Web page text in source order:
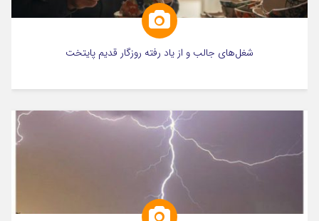
شغل‌های جالب و از یاد رفته روزگار قدیم پایتخت